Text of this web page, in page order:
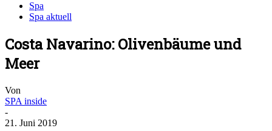
Spa
Spa aktuell
Costa Navarino: Olivenbäume und
Meer
Von
SPA inside
-
21. Juni 2019